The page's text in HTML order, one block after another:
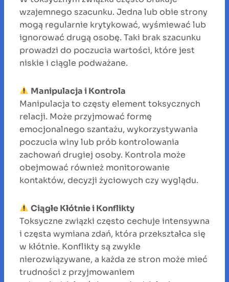
wzajemnego szacunku. Jedna lub obie strony
mogą regularnie krytykować, wyśmiewać lub
ignorować drugą osobę. Taki brak szacunku
prowadzi do poczucia wartości, które jest
niskie i ciągle podważane.
Manipulacja i Kontrola
Manipulacja to częsty element toksycznych
relacji. Może przyjmować formę
emocjonalnego szantażu, wykorzystywania
poczucia winy lub prób kontrolowania
zachowań drugiej osoby. Kontrola może
obejmować również monitorowanie
kontaktów, decyzji życiowych czy wyglądu.
Ciągłe Kłótnie i Konflikty
Toksyczne związki często cechuje intensywna
i częsta wymiana zdań, która przekształca się
w kłótnie. Konflikty są zwykle
nierozwiązywane, a każda ze stron może mieć
trudności z przyjmowaniem